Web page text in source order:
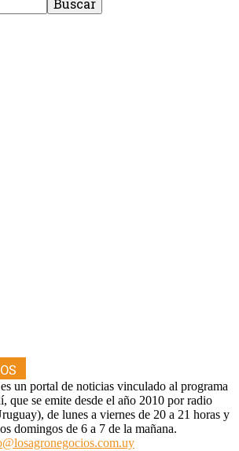
un portal de noticias vinculado al programa
que se emite desde el año 2010 por radio
de lunes a viernes de 20 a 21 horas y
domingos de 6 a 7 de la mañana.